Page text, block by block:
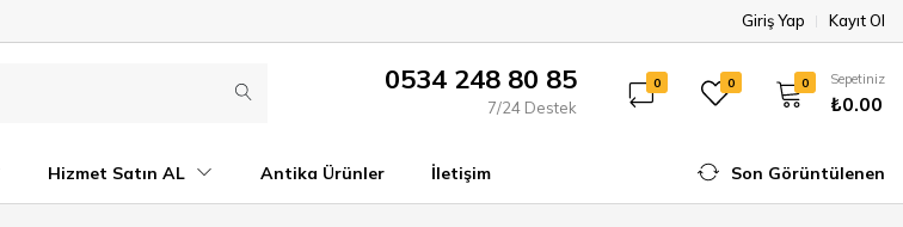
Giriş Yap Kayıt Ol
0534 248 80 85
7/24 Destek
0 0 0 Sepetiniz
₺0.00
Hizmet Satın AL Antika Ürünler İletişim Son Görüntülenen